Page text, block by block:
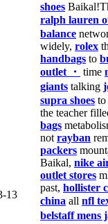
13
shoes
ralph lauren
balance
widely, rolex
handbags to
outlet ・ time
giants talking
supra shoes
the teacher
bags
not rayban
packers
Baikal, nike
outlet stores
past, hollister
china all nfl
belstaff mens